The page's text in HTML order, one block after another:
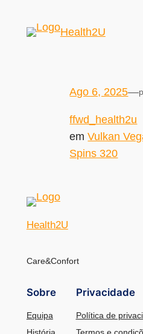
Health2U
Ago 6, 2025—
ffwd_health2u
emVulkan
Spins 320
Health2U
Care&Confort
Sobre
Equipa
Privacidade
Política de